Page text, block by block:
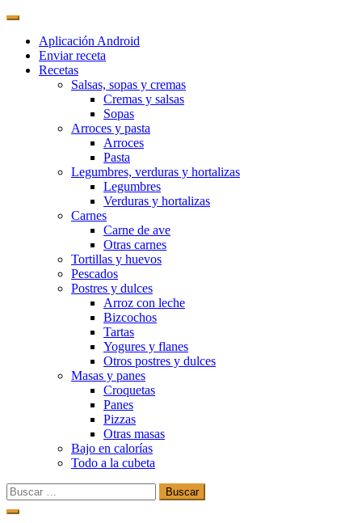
Aplicación Android
Enviar receta
Recetas
Salsas, sopas y cremas
Cremas y salsas
Sopas
Arroces y pasta
Arroces
Pasta
Legumbres, verduras y hortalizas
Legumbres
Verduras y hortalizas
Carnes
Carne de ave
Otras carnes
Tortillas y huevos
Pescados
Postres y dulces
Arroz con leche
Bizcochos
Tartas
Yogures y flanes
Otros postres y dulces
Masas y panes
Croquetas
Panes
Pizzas
Otras masas
Bajo en calorías
Todo a la cubeta
Buscar:
Ir